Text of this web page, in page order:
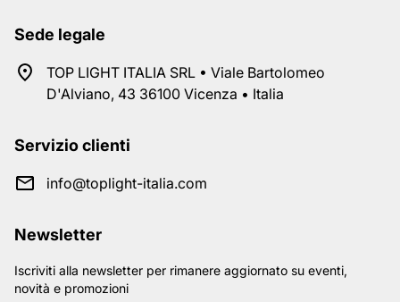
Sede legale
TOP LIGHT ITALIA SRL • Viale Bartolomeo
D'Alviano, 43 36100 Vicenza • Italia
Servizio clienti
info@toplight-italia.com
Newsletter
Iscriviti alla newsletter per rimanere aggiornato su eventi,
novità e promozioni